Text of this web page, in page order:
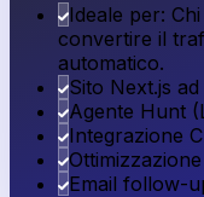
Ideale per:
convertire il
automatico.
Sito Next.js
Agente Hunt
Integrazione
Email follow-